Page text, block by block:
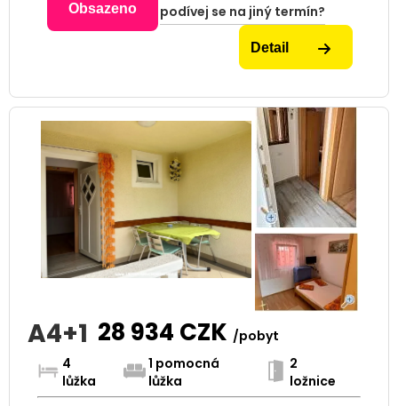
Obsazeno podívej se na jiný termín?
Detail
A4+1 28 934 CZK /pobyt
4
lůžka
1 pomocná
lůžka
2
ložnice